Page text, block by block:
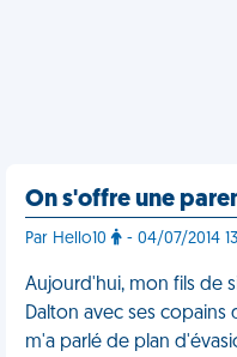
On s'offre une
Par Hello10 - 04/07/2014
Aujourd'hui, mon fils de
Dalton avec ses
m'a parlé de plan